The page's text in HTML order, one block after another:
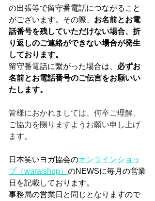
の出張等で留守番電話につながること
がございます。その際、 お名前とお電
話番号を残していただけない場合、折
り返しのご連絡ができない場合が発生
しております。
留守番電話に繋がった場合は、 必ずお
名前とお電話番号のご伝言をお願いい
たします。
皆様におかれましては、何卒ご理解、
ご協力を賜りますようお願い申し上げ
ます。
日本笑いヨガ協会のオンラインショッ
プ（waraishop） のNEWSに毎月の営業
日を記載しております。
事務局の営業日と同じとなりますので